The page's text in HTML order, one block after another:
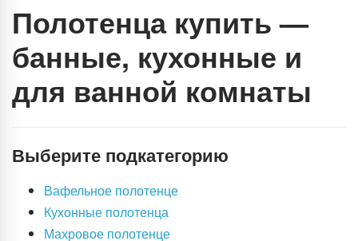
Полотенца купить —
банные, кухонные и
для ванной комнаты
Выберите подкатегорию
Вафельное полотенце
Кухонные полотенца
Махровое полотенце